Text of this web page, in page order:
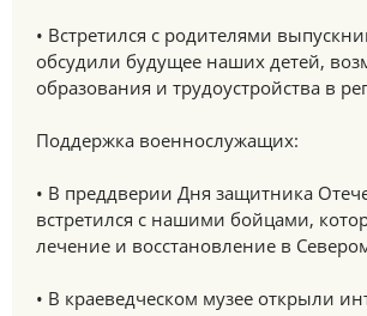
• Встретился с родителями
обсудили будущее наших детей,
образования и трудоустройства в
Поддержка военнослужащих:
• В преддверии Дня защитника
встретился с нашими бойцами,
лечение и восстановление в
• В краеведческом музее открыли